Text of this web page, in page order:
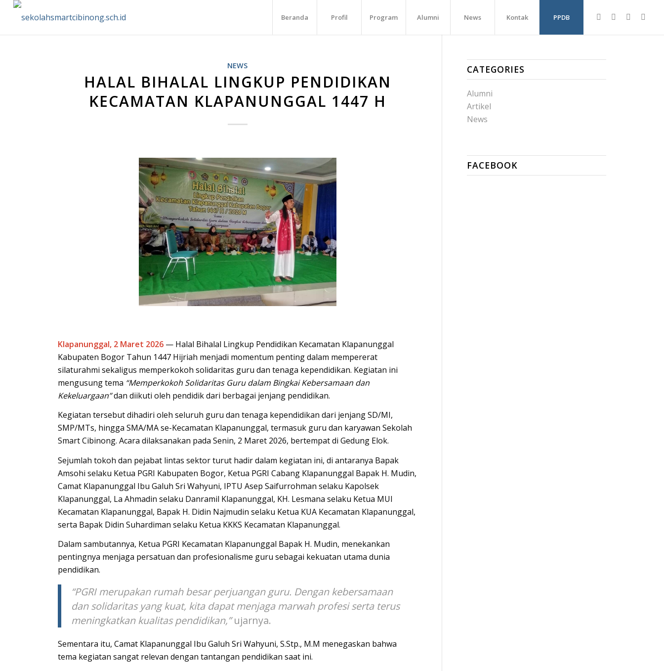
Beranda Profil Program Alumni News Kontak PPDB
NEWS
HALAL BIHALAL LINGKUP PENDIDIKAN
KECAMATAN KLAPANUNGGAL 1447 H
Klapanunggal, 2 Maret 2026 — Halal Bihalal Lingkup Pendidikan Kecamatan Klapanunggal
Kabupaten Bogor Tahun 1447 Hijriah menjadi momentum penting dalam mempererat
silaturahmi sekaligus memperkokoh solidaritas guru dan tenaga kependidikan. Kegiatan ini
mengusung tema “Memperkokoh Solidaritas Guru dalam Bingkai Kebersamaan dan
Kekeluargaan”dan diikuti oleh pendidik dari berbagai jenjang pendidikan.
Kegiatan tersebut dihadiri oleh seluruh guru dan tenaga kependidikan dari jenjang SD/MI,
SMP/MTs, hingga SMA/MA se-Kecamatan Klapanunggal, termasuk guru dan karyawan Sekolah
Smart Cibinong. Acara dilaksanakan pada Senin, 2 Maret 2026, bertempat di Gedung Elok.
Sejumlah tokoh dan pejabat lintas sektor turut hadir dalam kegiatan ini, di antaranya Bapak
Amsohi selaku Ketua PGRI Kabupaten Bogor, Ketua PGRI Cabang Klapanunggal Bapak H. Mudin,
Camat Klapanunggal Ibu Galuh Sri Wahyuni, IPTU Asep Saifurrohman selaku Kapolsek
Klapanunggal, La Ahmadin selaku Danramil Klapanunggal, KH. Lesmana selaku Ketua MUI
Kecamatan Klapanunggal, Bapak H. Didin Najmudin selaku Ketua KUA Kecamatan Klapanunggal,
serta Bapak Didin Suhardiman selaku Ketua KKKS Kecamatan Klapanunggal.
Dalam sambutannya, Ketua PGRI Kecamatan Klapanunggal Bapak H. Mudin, menekankan
pentingnya menjaga persatuan dan profesionalisme guru sebagai kekuatan utama dunia
pendidikan.
“PGRI merupakan rumah besar perjuangan guru. Dengan kebersamaan
dan solidaritas yang kuat, kita dapat menjaga marwah profesi serta terus
meningkatkan kualitas pendidikan,”ujarnya.
Sementara itu, Camat Klapanunggal Ibu Galuh Sri Wahyuni, S.Stp., M.M menegaskan bahwa
tema kegiatan sangat relevan dengan tantangan pendidikan saat ini.
CATEGORIES
Alumni
Artikel
News
FACEBOOK